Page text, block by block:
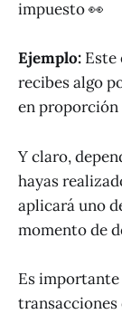
impuesto 👀
Ejemplo: Este
recibes algo
en proporción
Y claro,
hayas
aplicará uno
momento de
Es
transacciones